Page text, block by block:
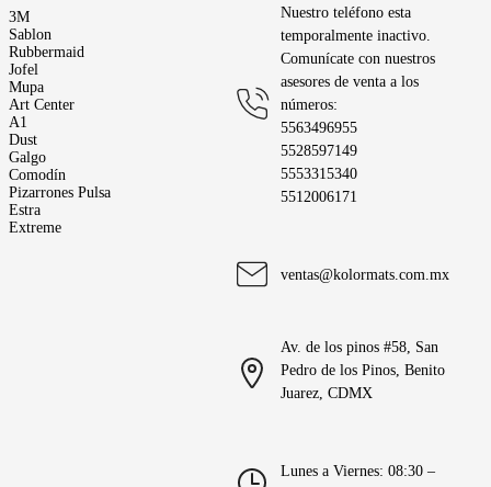
3M
Sablon
Rubbermaid
Jofel
Mupa
Art Center
A1
Dust
Galgo
Comodín
Pizarrones Pulsa
Estra
Extreme
Nuestro teléfono esta
temporalmente inactivo.
Comunícate con nuestros
asesores de venta a los
números:
5563496955
5528597149
5553315340
5512006171
ventas@kolormats.com.mx
Av. de los pinos #58, San
Pedro de los Pinos, Benito
Juarez, CDMX
Lunes a Viernes: 08:30 –